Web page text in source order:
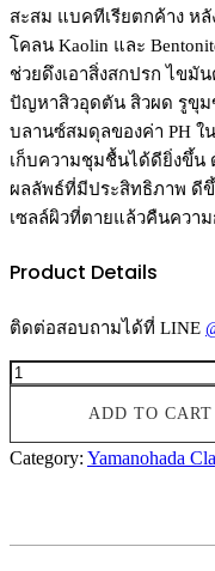
สะสม แบคทีเรียตกค้าง ห
โคลน Kaolin และ
ช่วยดึงเอาสิ่งสกปรก ไขมั
ปัญหาสิวอุดตัน สิวผด รูขุม
บลานซ์สมดุลของค่า PH ใ
เก็บความชุมชื้นได้ดียิ่งขึ้น
ผลลัพธ์ที่มีประสิทธิภาพ ดี
เซลล์ผิวที่ตายแล้วคืนควา
Product Details
ติดต่อสอบถามได้ที่ LINE
Doronko
Clay
White
ADD TO CART
Category: Yamanohada